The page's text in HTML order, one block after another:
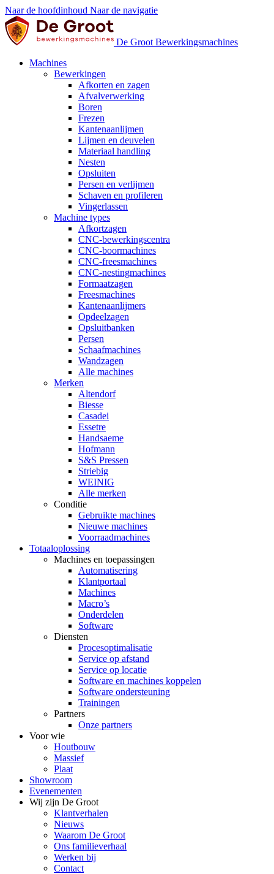
Naar de hoofdinhoud Naar de navigatie
De Groot Bewerkingsmachines
Machines
Bewerkingen
Afkorten en zagen
Afvalverwerking
Boren
Frezen
Kantenaanlijmen
Lijmen en deuvelen
Materiaal handling
Nesten
Opsluiten
Persen en verlijmen
Schaven en profileren
Vingerlassen
Machine types
Afkortzagen
CNC-bewerkingscentra
CNC-boormachines
CNC-freesmachines
CNC-nestingmachines
Formaatzagen
Freesmachines
Kantenaanlijmers
Opdeelzagen
Opsluitbanken
Persen
Schaafmachines
Wandzagen
Alle machines
Merken
Altendorf
Biesse
Casadei
Essetre
Handsaeme
Hofmann
S&S Pressen
Striebig
WEINIG
Alle merken
Conditie
Gebruikte machines
Nieuwe machines
Voorraadmachines
Totaaloplossing
Machines en toepassingen
Automatisering
Klantportaal
Machines
Macro’s
Onderdelen
Software
Diensten
Procesoptimalisatie
Service op afstand
Service op locatie
Software en machines koppelen
Software ondersteuning
Trainingen
Partners
Onze partners
Voor wie
Houtbouw
Massief
Plaat
Showroom
Evenementen
Wij zijn De Groot
Klantverhalen
Nieuws
Waarom De Groot
Ons familieverhaal
Werken bij
Contact